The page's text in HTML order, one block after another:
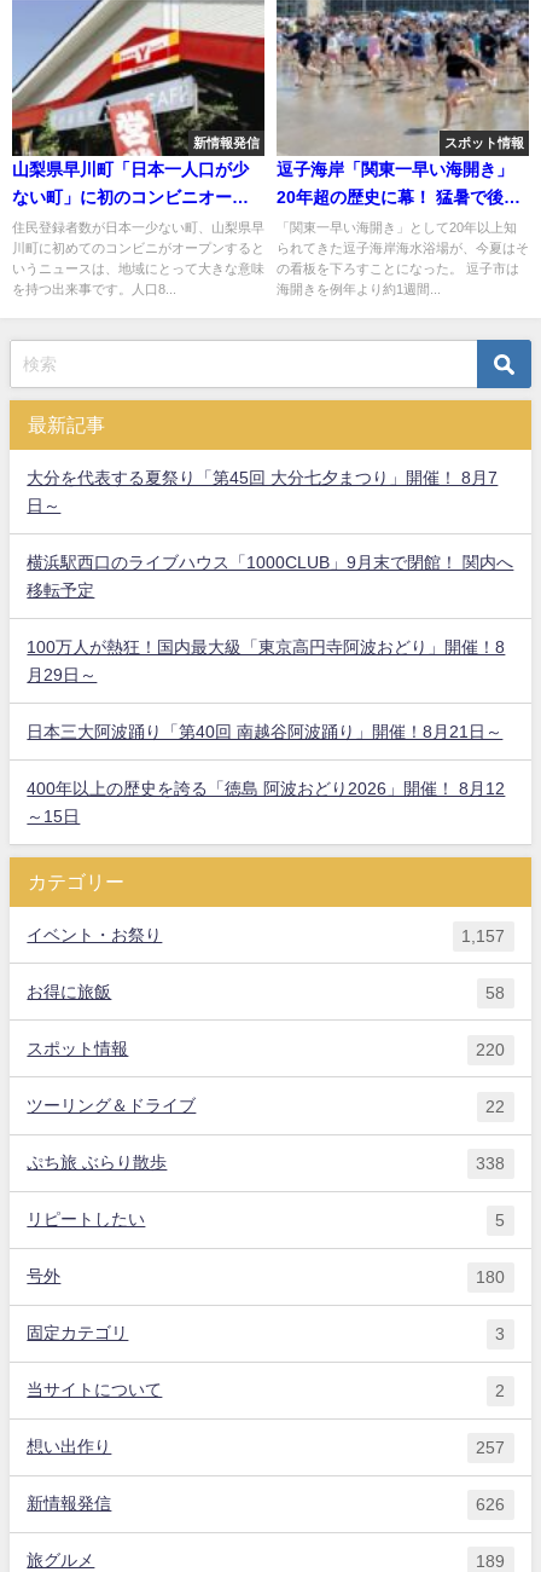
新情報発信
山梨県早川町「日本一人口が少
ない町」に初のコンビニオープ
ン！
住民登録者数が日本一少ない町、山梨県早
川町に初めてのコンビニがオープンすると
いうニュースは、地域にとって大きな意味
を持つ出来事です。人口8...
スポット情報
逗子海岸「関東一早い海開き」
20年超の歴史に幕！ 猛暑で後倒
しへ
「関東一早い海開き」として20年以上知
られてきた逗子海岸海水浴場が、今夏はそ
の看板を下ろすことになった。 逗子市は
海開きを例年より約1週間...
最新記事
大分を代表する夏祭り「第45回 大分七夕まつり」開催！ 8月7
日～
横浜駅西口のライブハウス「1000CLUB」9月末で閉館！ 関内へ
移転予定
100万人が熱狂！国内最大級「東京高円寺阿波おどり」開催！8
月29日～
日本三大阿波踊り「第40回 南越谷阿波踊り」開催！8月21日～
400年以上の歴史を誇る「徳島 阿波おどり2026」開催！ 8月12
～15日
カテゴリー
イベント・お祭り 1,157
お得に旅飯 58
スポット情報 220
ツーリング＆ドライブ 22
ぷち旅 ぶらり散歩 338
リピートしたい 5
号外 180
固定カテゴリ 3
当サイトについて 2
想い出作り 257
新情報発信 626
旅グルメ 189